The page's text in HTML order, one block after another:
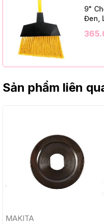
9"
Đen,
12
Sản phẩm liên
MAKITA